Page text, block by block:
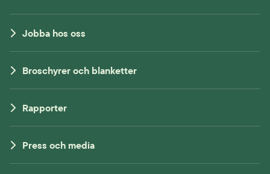
Jobba hos oss
Broschyrer och blanketter
Rapporter
Press och media